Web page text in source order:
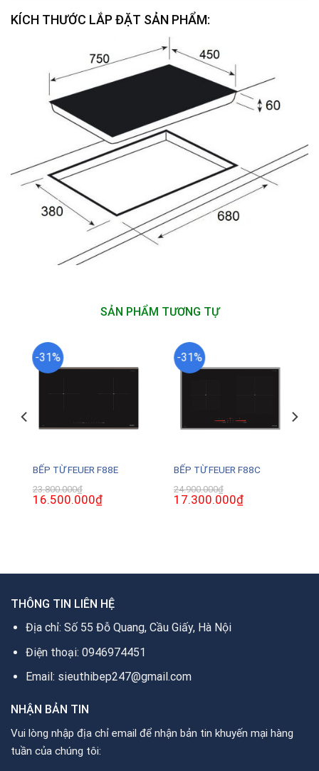
KÍCH THƯỚC LẮP ĐẶT SẢN PHẨM:
SẢN PHẨM TƯƠNG TỰ
-31%
BẾP TỪ FEUER F88E
23.800.000₫
Giá
gốc
16.500.000₫Giá
hiện
-31%
BẾP TỪ FEUER F88C
24.900.000₫
Giá
gốc
17.300.000₫Giá
hiện
THÔNG TIN LIÊN HỆ
Địa chỉ: Số 55 Đỗ Quang, Cầu Giấy, Hà Nội
Điện thoại: 0946974451
Email: sieuthibep247@gmail.com
NHẬN BẢN TIN
Vui lòng nhập địa chỉ email để nhận bản tin khuyến mại hàng
tuần của chúng tôi: